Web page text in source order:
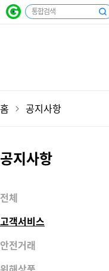
홈 공지사항
공지사항
전체
고객서비스
안전거래